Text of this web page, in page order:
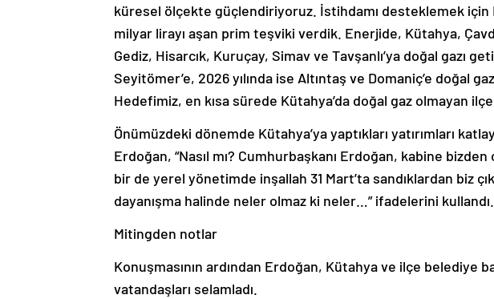
küresel ölçekte güçlendiriyoruz. İstihdamı desteklemek için
milyar lirayı aşan prim teşviki verdik. Enerjide, Kütahya,
Gediz, Hisarcık, Kuruçay, Simav ve Tavşanlı’ya doğal gazı
Seyitömer’e, 2026 yılında ise Altıntaş ve Domaniç’e doğal
Hedefimiz, en kısa sürede Kütahya’da doğal gaz olmayan
Önümüzdeki dönemde Kütahya’ya yaptıkları yatırımları
Erdoğan, “Nasıl mı? Cumhurbaşkanı Erdoğan, kabine
bir de yerel yönetimde inşallah 31 Mart’ta sandıklardan biz
dayanışma halinde neler olmaz ki neler…” ifadelerini kullandı.
Mitingden notlar
Konuşmasının ardından Erdoğan, Kütahya ve ilçe belediye
vatandaşları selamladı.